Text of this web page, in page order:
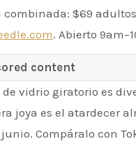
combinada: $69
. Abierto
content
de vidrio giratorio es
joya es el atardecer
Compáralo con